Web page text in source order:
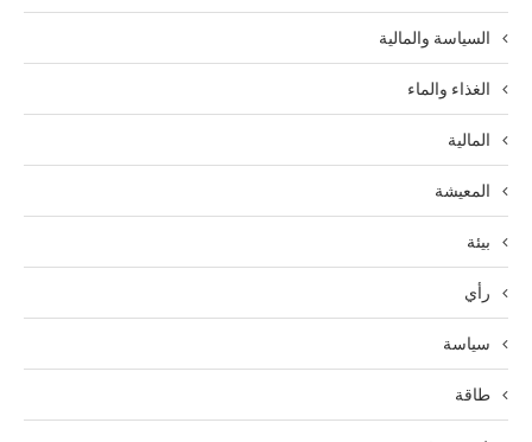
السياسة والمالية
الغذاء والماء
المالية
المعيشة
بيئة
رأي
سياسة
طاقة